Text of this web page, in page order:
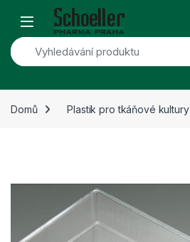
Skip to navigation
Skip to content
Open
Domů Plastik pro tkáňové kultury